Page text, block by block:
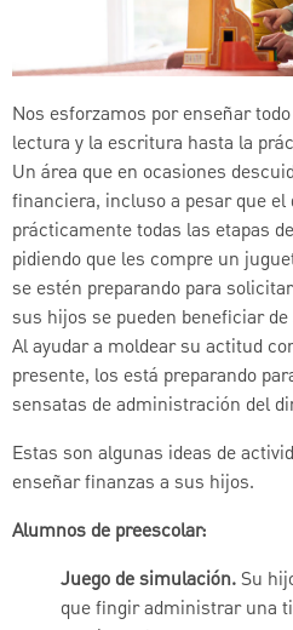
Nos esforzamos por enseñar
lectura y la escritura hasta la
Un área que en ocasiones
financiera, incluso a pesar que
prácticamente todas las etapas
pidiendo que les compre un
se estén preparando para
sus hijos se pueden beneficiar
Al ayudar a moldear su actitud
presente, los está preparando
sensatas de administración del
Estas son algunas ideas de
enseñar finanzas a sus hijos.
Alumnos de preescolar:
Juego de simulación.Su
que fingir administrar una